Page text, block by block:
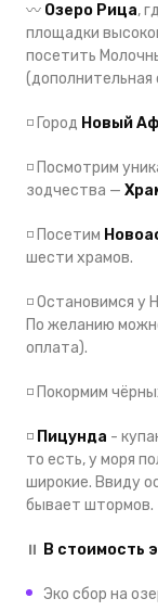
〰️ Озеро Рица,
площадки
посетить
(дополнительная
◽️ Город Новый
◽️ Посмотрим
зодчества —
◽️ Посетим
шести храмов.
◽️Остановимся у
По желанию
оплата).
◽️ Покормим
◽️ Пицунда -
то есть, у моря
широкие. Ввиду
бывает штормов.
⏸ В стоимость
Эко сбор на